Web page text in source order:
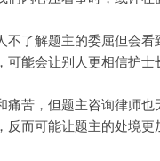
不了解题主的委屈但会
能会让别人更相信护士
痛苦，但题主咨询律师
而可能让题主的处境更